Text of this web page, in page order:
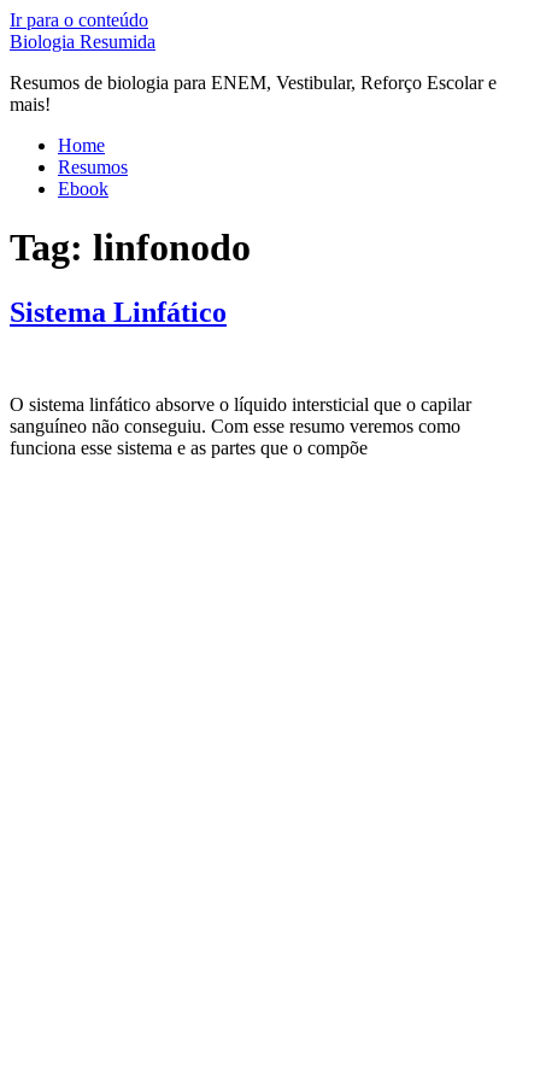
Ir para o conteúdo
Biologia Resumida
Resumos de biologia para ENEM, Vestibular, Reforço Escolar e
mais!
Home
Resumos
Ebook
Tag: linfonodo
Sistema Linfático
O sistema linfático absorve o líquido intersticial que o capilar
sanguíneo não conseguiu. Com esse resumo veremos como
funciona esse sistema e as partes que o compõe